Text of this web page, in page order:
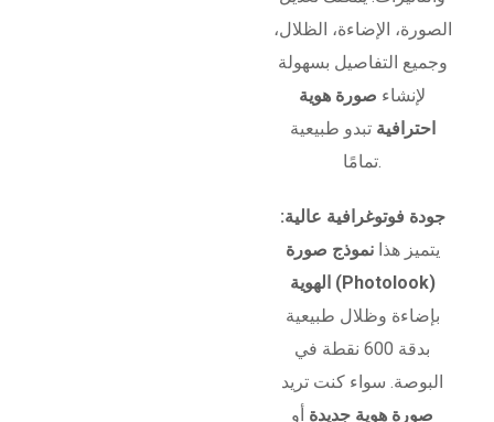
الصورة، الإضاءة، الظلال،
وجميع التفاصيل بسهولة
لإنشاء صورة هوية
احترافية تبدو طبيعية
تمامًا.
جودة فوتوغرافية عالية:
يتميز هذانموذج صورة
الهوية (Photolook)
بإضاءة وظلال طبيعية
بدقة 600 نقطة في
البوصة. سواء كنت تريد
صورة هوية جديدة أو